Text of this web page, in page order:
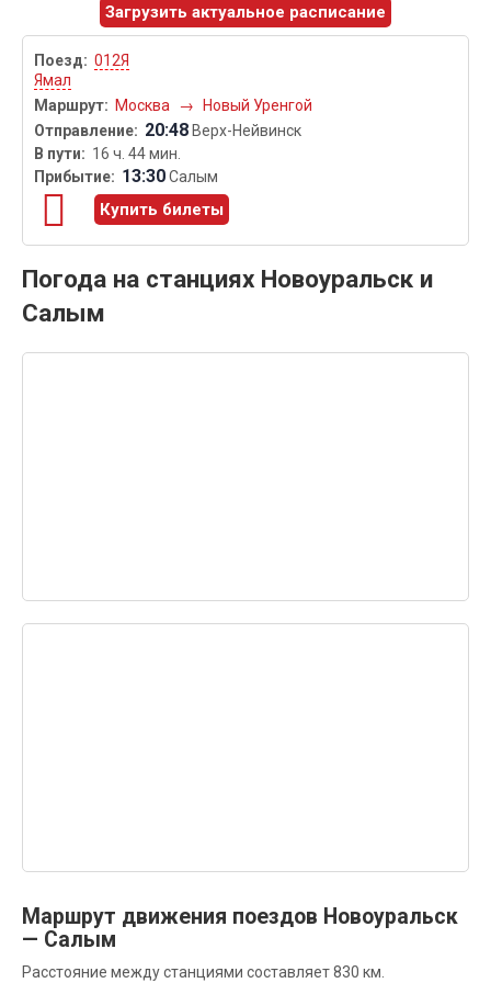
Загрузить актуальное расписание
012Я
Ямал
Москва
→ Новый Уренгой
20:48 Верх-Нейвинск
16 ч. 44 мин.
13:30Салым
Купить билеты
Погода на станциях Новоуральск и
Салым
Маршрут движения поездов Новоуральск
— Салым
Расстояние между станциями составляет 830 км.